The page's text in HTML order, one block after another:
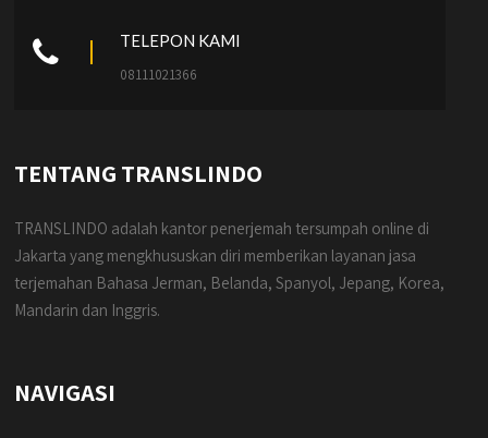
TELEPON KAMI
08111021366
TENTANG TRANSLINDO
TRANSLINDO adalah kantor penerjemah tersumpah online di
Jakarta yang mengkhususkan diri memberikan layanan jasa
terjemahan Bahasa Jerman, Belanda, Spanyol, Jepang, Korea,
Mandarin dan Inggris.
NAVIGASI